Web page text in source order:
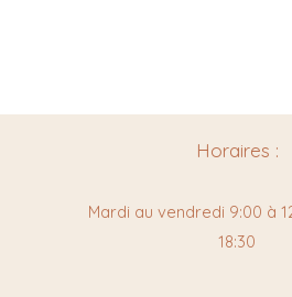
Horaires :
Mardi au vendredi 9:00 à
18:30